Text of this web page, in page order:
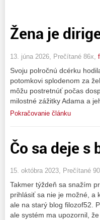
Žena je
13. júna 2026, Prečítané 86x,
Svoju polročnú dcérku
potomkovi splodenom za
môžu postretnúť počas
milostné zážitky Adama a
Pokračovanie článku
Čo sa deje s
15. októbra 2023, Prečítané
Takmer týždeň sa snažím
prihlásiť sa nie je možné, a
ale na starý blog filozof52.
ale systém ma upozornil,